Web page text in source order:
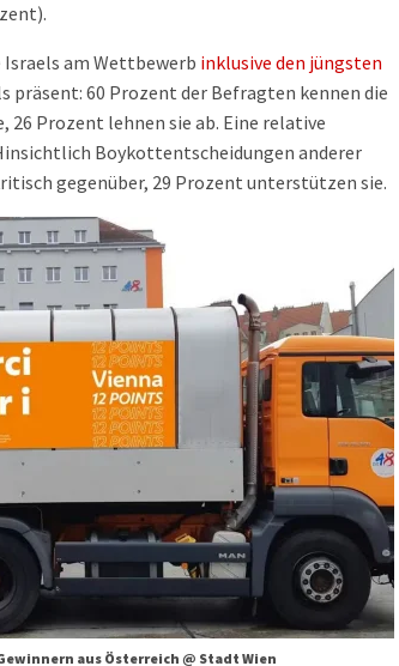
Israels am Wettbewerb inklusive den jüngsten
präsent: 60 Prozent der Befragten kennen die
Prozent lehnen sie ab. Eine relative
Boykottentscheidungen anderer
gegenüber, 29 Prozent unterstützen sie.
aus Österreich @ Stadt Wien